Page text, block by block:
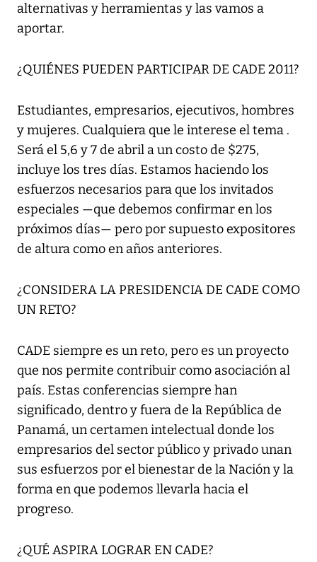
alternativas y herramientas y las vamos a
aportar.
¿QUIÉNES PUEDEN PARTICIPAR DE CADE 2011?
Estudiantes, empresarios, ejecutivos, hombres
y mujeres. Cualquiera que le interese el tema .
Será el 5,6 y 7 de abril a un costo de $275,
incluye los tres días. Estamos haciendo los
esfuerzos necesarios para que los invitados
especiales —que debemos confirmar en los
próximos días— pero por supuesto expositores
de altura como en años anteriores.
¿CONSIDERA LA PRESIDENCIA DE CADE COMO
UN RETO?
CADE siempre es un reto, pero es un proyecto
que nos permite contribuir como asociación al
país. Estas conferencias siempre han
significado, dentro y fuera de la República de
Panamá, un certamen intelectual donde los
empresarios del sector público y privado unan
sus esfuerzos por el bienestar de la Nación y la
forma en que podemos llevarla hacia el
progreso.
¿QUÉ ASPIRA LOGRAR EN CADE?